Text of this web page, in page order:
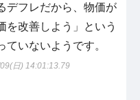
デフレだから、物価が
を改善しよう」という
いないようです。
09(日) 14:01:13.79